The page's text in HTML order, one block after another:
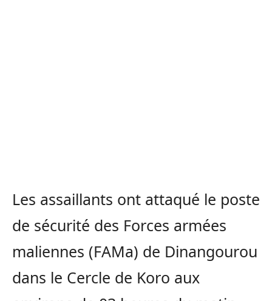
Les assaillants ont attaqué le poste
de sécurité des Forces armées
maliennes (FAMa) de Dinangourou
dans le Cercle de Koro aux